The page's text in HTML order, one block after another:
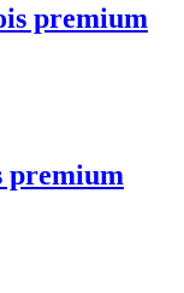
premium
premium